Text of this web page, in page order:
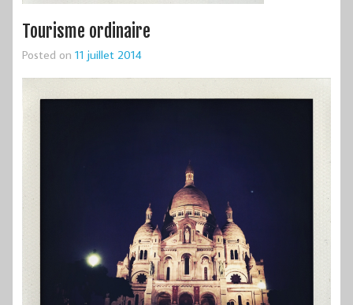
Tourisme ordinaire
Posted on 11 juillet 2014